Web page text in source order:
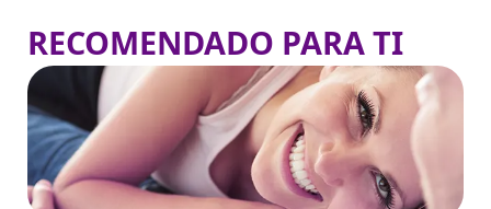
RECOMENDADO PARA TI